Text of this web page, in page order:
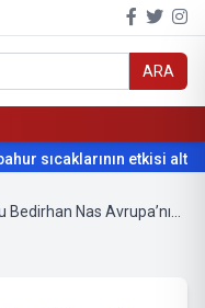
ARA
sıcaklarının etkisi